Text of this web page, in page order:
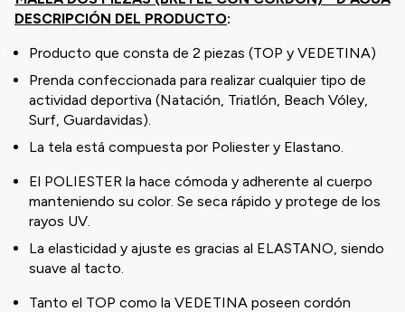
DESCRIPCIÓN DEL PRODUCTO:
Producto que consta de 2 piezas (TOP y VEDETINA)
Prenda confeccionada para realizar cualquier tipo de
actividad deportiva (Natación, Triatlón, Beach Vóley,
Surf, Guardavidas).
La tela está compuesta por Poliester y Elastano.
El POLIESTER la hace cómoda y adherente al cuerpo
manteniendo su color. Se seca rápido y protege de los
rayos UV.
La elasticidad y ajuste es gracias al ELASTANO, siendo
suave al tacto.
Tanto el TOP como la VEDETINA poseen cordón